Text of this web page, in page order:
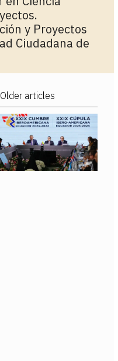
y Proyectos
Ciudadana de
Older articles